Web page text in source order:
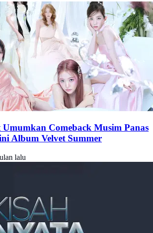
Umumkan Comeback Musim Panas
Album Velvet Summer
lalu